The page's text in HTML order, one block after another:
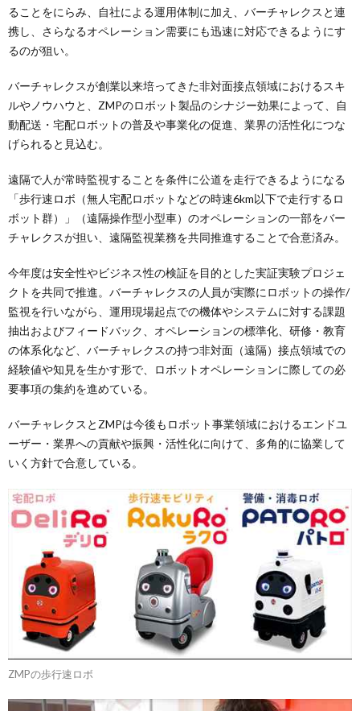
ることをにらみ、自社による運用体制に加え、バーチャレクスと連
携し、さらなるオペレーション需要にも迅速に対応できるようにす
るのが狙い。
バーチャレクスが創業以来培ってきた非対面接点領域におけるスキ
ルやノウハウと、ZMPのロボット製品のシナジー効果によって、自
動配送・宅配ロボットの普及や事業化の促進、業界の活性化につな
げられると見込む。
遠隔で人が常時監視することを条件に公道を走行できるようになる
「歩行速ロボ（無人宅配ロボットなどの時速6km以下で走行するロ
ボット群）」（遠隔操作型小型車）のオペレーションの一部をバー
チャレクスが担い、遠隔監視業務を共同推進することで合意済み。
今年度は安全性やビジネス性の検証を目的とした実証実験プロジェ
クトを共同で推進。バーチャレクスの人員が実際にロボットの操作/
監視を行いながら、運用現場起点での機体やシステムに対する課題
抽出およびフィードバック、オペレーションの標準化、研修・教育
の体系化など、バーチャレクスの持つ非対面（遠隔）接点領域での
経験値や知見を生かす形で、ロボットオペレーションに際しての必
要事項の集約を進めている。
バーチャレクスとZMPは今後もロボット事業領域におけるエンドユ
ーザー・業界への貢献や振興・活性化に向けて、多角的に協業して
いく方針で合意している。
ZMPの歩行速ロボ